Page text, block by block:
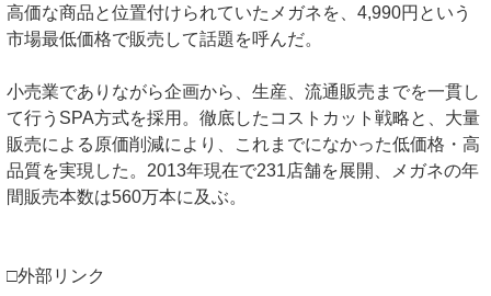
高価な商品と位置付けられていたメガネを、4,990円という
市場最低価格で販売して話題を呼んだ。
小売業でありながら企画から、生産、流通販売までを一貫し
て行うSPA方式を採用。徹底したコストカット戦略と、大量
販売による原価削減により、これまでになかった低価格・高
品質を実現した。2013年現在で231店舗を展開、メガネの年
間販売本数は560万本に及ぶ。
□外部リンク